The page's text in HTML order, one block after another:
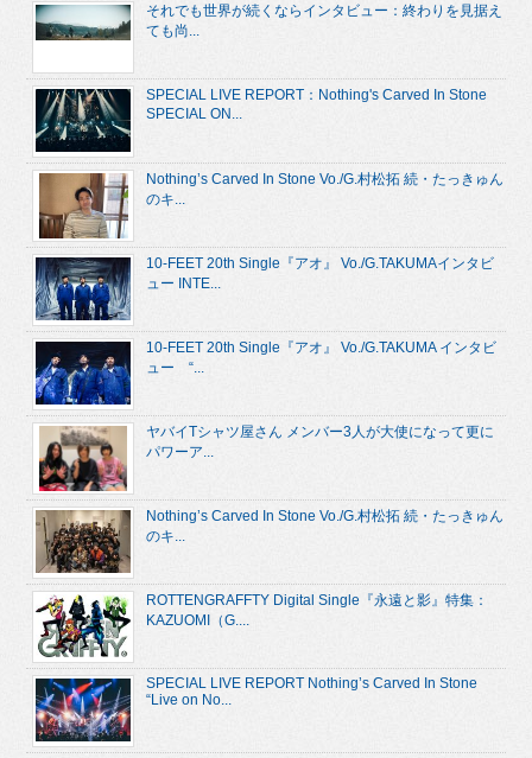
それでも世界が続くならインタビュー：終わりを見据え
ても尚...
SPECIAL LIVE REPORT：Nothing's Carved In Stone
SPECIAL ON...
Nothing’s Carved In Stone Vo./G.村松拓 続・たっきゅん
のキ...
10-FEET 20th Single『アオ』 Vo./G.TAKUMAインタビ
ュー INTE...
10-FEET 20th Single『アオ』 Vo./G.TAKUMA インタビ
ュー “...
ヤバイTシャツ屋さん メンバー3人が大使になって更に
パワーア...
Nothing’s Carved In Stone Vo./G.村松拓 続・たっきゅん
のキ...
ROTTENGRAFFTY Digital Single『永遠と影』特集：
KAZUOMI（G....
SPECIAL LIVE REPORT Nothing’s Carved In Stone
“Live on No...